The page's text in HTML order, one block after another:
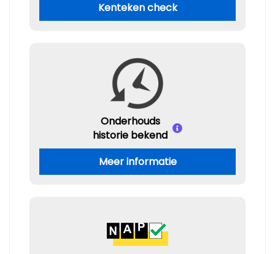
Kenteken check
Onderhouds
historie bekend
Meer informatie